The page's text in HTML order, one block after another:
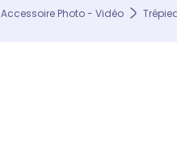
Accessoire Photo - Vidéo